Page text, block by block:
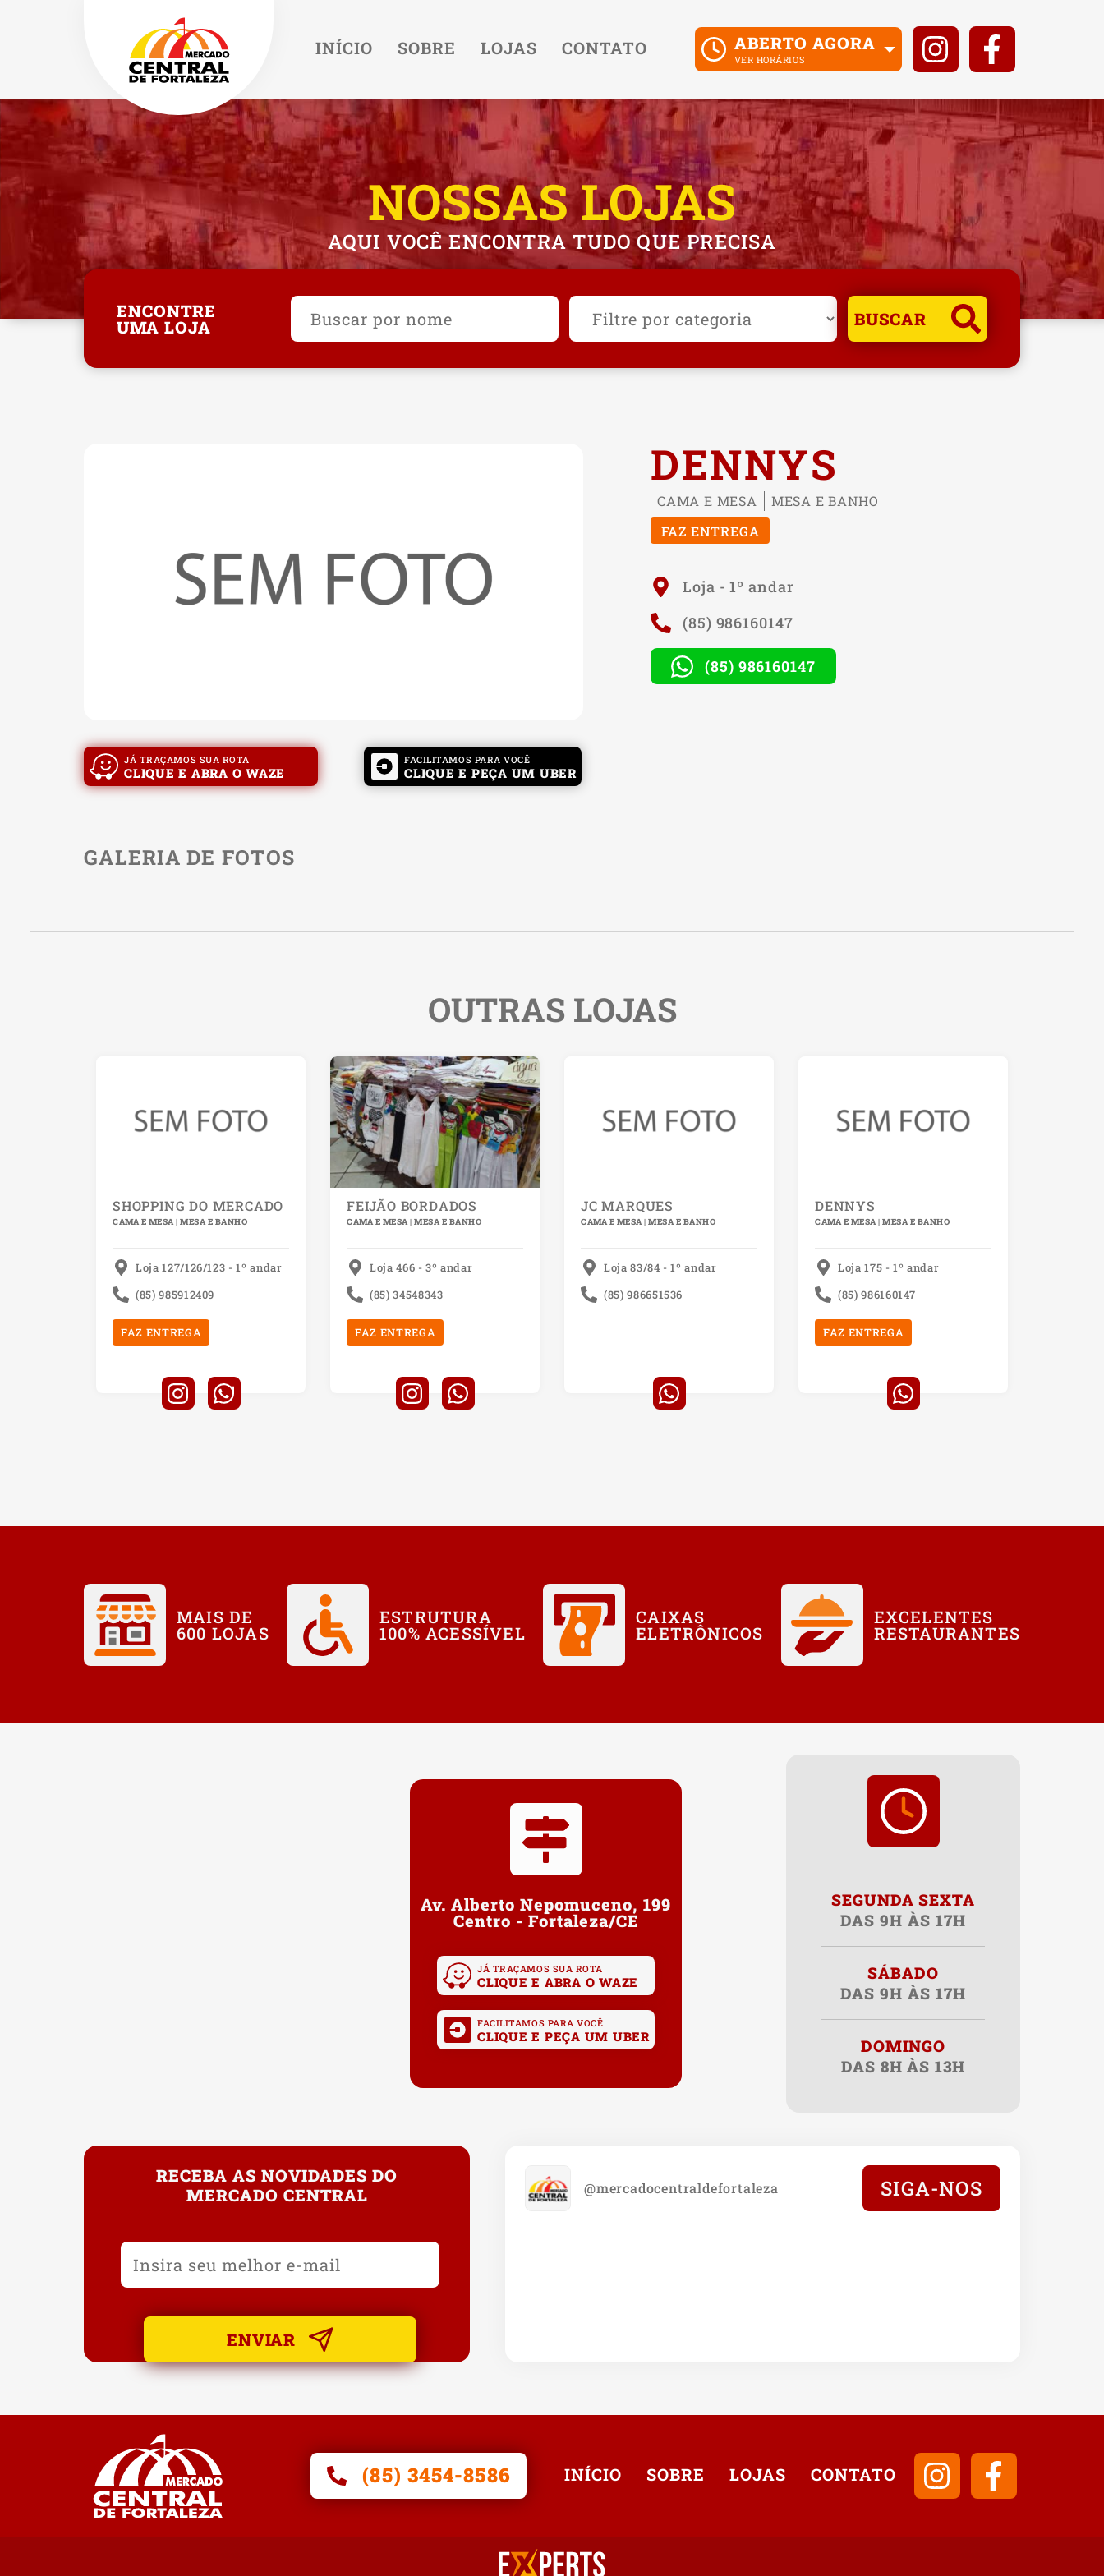
INÍCIO SOBRE LOJAS CONTATO ABERTO AGORA
VER HORÁRIOS
NOSSAS LOJAS
AQUI VOCÊ ENCONTRA TUDO QUE PRECISA
ENCONTRE
UMA LOJA BUSCAR
DENNYS
CAMA E MESA
MESA E BANHO
FAZ ENTREGA
Loja - 1º andar
(85) 986160147
(85) 986160147
JÁ TRAÇAMOS SUA ROTA
CLIQUE E ABRA O WAZE
FACILITAMOS PARA VOCÊ
CLIQUE E PEÇA UM UBER
GALERIA DE FOTOS
OUTRAS LOJAS
SHOPPING DO MERCADO
CAMA E MESA | MESA E BANHO
Loja 127/126/123 - 1º andar
(85) 985912409
FAZ ENTREGA
FEIJÃO BORDADOS
CAMA E MESA | MESA E BANHO
Loja 466 - 3º andar
(85) 34548343
FAZ ENTREGA
JC MARQUES
CAMA E MESA | MESA E BANHO
Loja 83/84 - 1º andar
(85) 986651536
DENNYS
CAMA E MESA | MESA E BANHO
Loja 175 - 1º andar
(85) 986160147
FAZ ENTREGA
MAIS DE
600 LOJAS
ESTRUTURA
100% ACESSÍVEL
CAIXAS
ELETRÔNICOS
EXCELENTES
RESTAURANTES
Av. Alberto Nepomuceno, 199
Centro - Fortaleza/CE
JÁ TRAÇAMOS SUA ROTA
CLIQUE E ABRA O WAZE
FACILITAMOS PARA VOCÊ
CLIQUE E PEÇA UM UBER
SEGUNDA SEXTA
DAS 9H ÀS 17H
SÁBADO
DAS 9H ÀS 17H
DOMINGO
DAS 8H ÀS 13H
RECEBA AS NOVIDADES DO
MERCADO CENTRAL
ENVIAR
@mercadocentraldefortaleza SIGA-NOS
(85) 3454-8586 INÍCIO SOBRE LOJAS CONTATO